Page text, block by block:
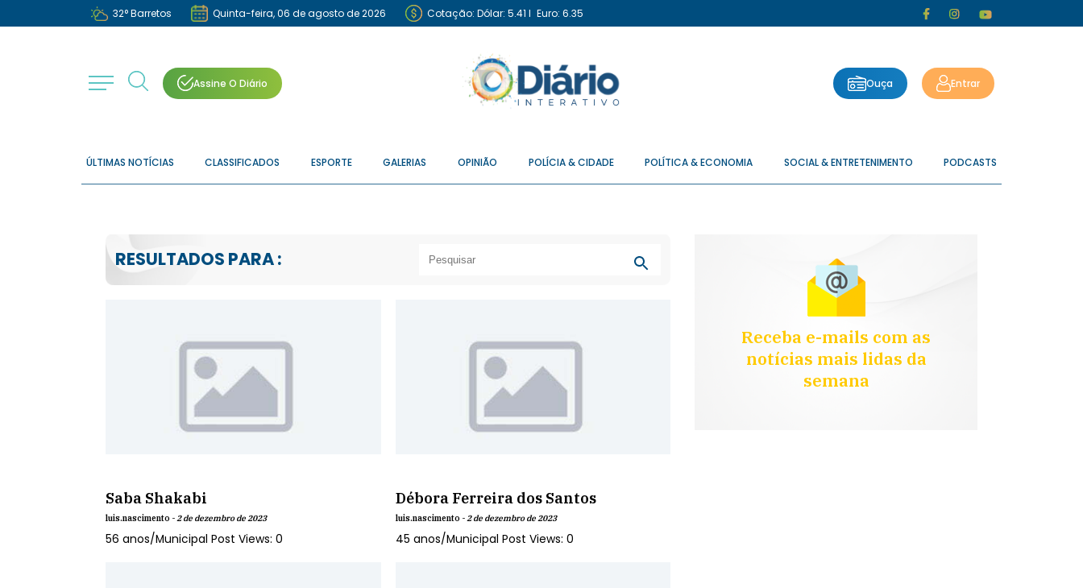
32°Barretos Quinta-feira, 06 de agosto de 2026 Cotação: Dólar: 5.41 I Euro: 6.35
Assine O Diário Ouça Entrar
ÚLTIMAS NOTÍCIAS CLASSIFICADOS ESPORTE GALERIAS OPINIÃO POLÍCIA & CIDADE POLÍTICA & ECONOMIA SOCIAL & ENTRETENIMENTO PODCASTS
RESULTADOS PARA :
Saba Shakabi
luis.nascimento -2 de dezembro de 2023
56 anos/Municipal Post Views: 0
Débora Ferreira dos Santos
luis.nascimento -2 de dezembro de 2023
45 anos/Municipal Post Views: 0
Receba e-mails com as
notícias mais lidas da
semana